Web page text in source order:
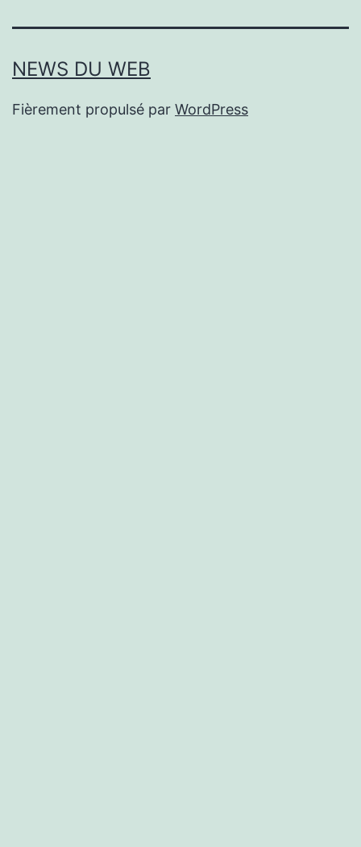
NEWS DU WEB
Fièrement propulsé par WordPress